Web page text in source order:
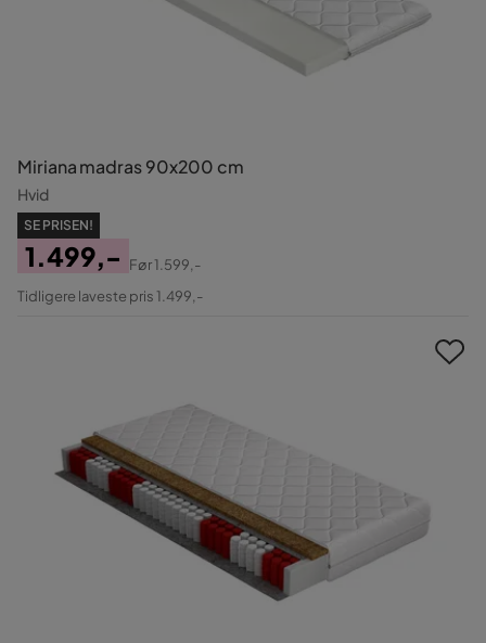
Miriana madras 90x200 cm
Hvid
SE PRISEN!
Pris
1.499,-
Original
Før1.599,-
Tidligere laveste pris 1.499,-